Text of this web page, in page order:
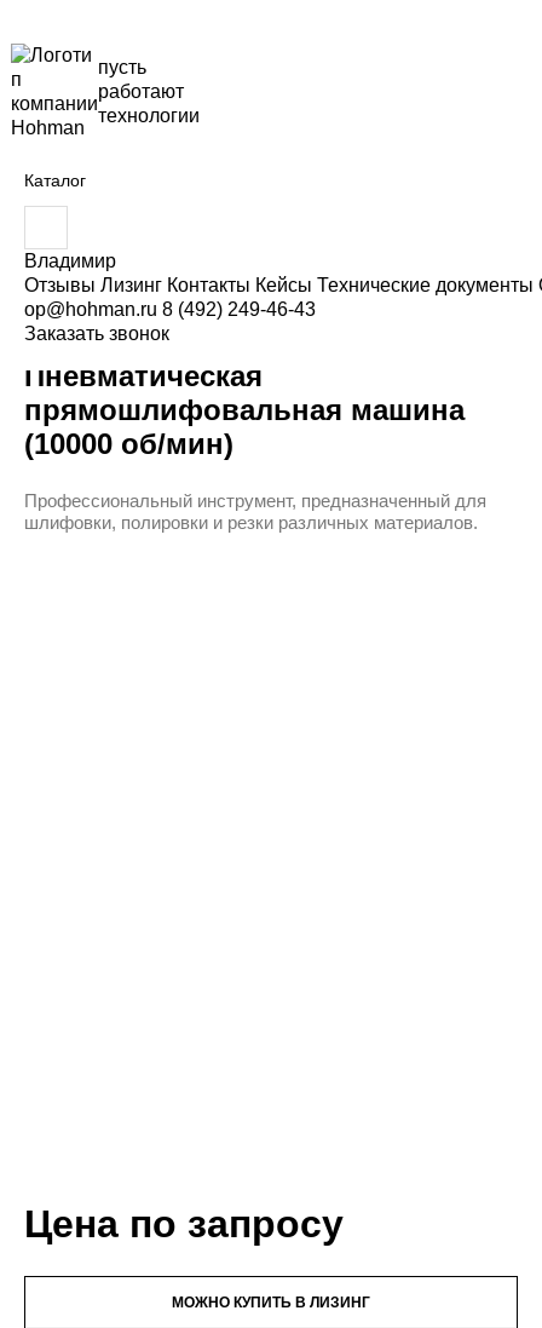
пусть
работают
технологии
Каталог
е
д
и
т
е
п
р
о
с
Владимир
Отзывы Лизинг Контакты Кейсы Технические документы
op@hohman.ru 8 (492) 249-46-43
Заказать звонок
Пневматические машины
Прямые пневматические шлифовальные машины
Пневматическая прямошлифовальная машина (10000 об/
мин)
Пневматическая
прямошлифовальная машина
(10000 об/мин)
Профессиональный инструмент, предназначенный для
шлифовки, полировки и резки различных материалов.
Цена по запросу
МОЖНО КУПИТЬ В ЛИЗИНГ